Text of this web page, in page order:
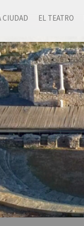
CIUDAD EL TEATRO